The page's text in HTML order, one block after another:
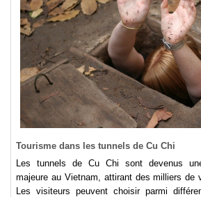
Tourisme dans les tunnels de Cu Chi
Les tunnels de Cu Chi sont devenus
majeure au Vietnam, attirant des milliers de
Les visiteurs peuvent choisir parmi